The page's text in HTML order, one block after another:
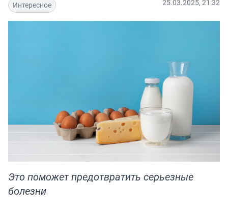
Интересное 25.03.2025, 21:32
Это поможет предотвратить серьезные
болезни